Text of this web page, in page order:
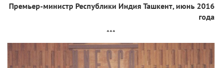
Премьер-министр Республики Индия Ташкент, июнь 2016
года
***